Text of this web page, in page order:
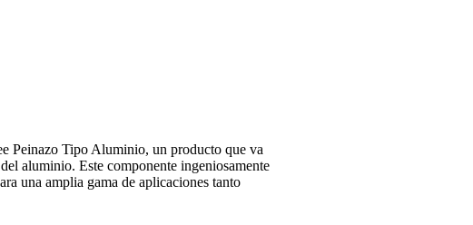
Peinazo Tipo Aluminio, un producto que va
aluminio. Este componente ingeniosamente
una amplia gama de aplicaciones tanto